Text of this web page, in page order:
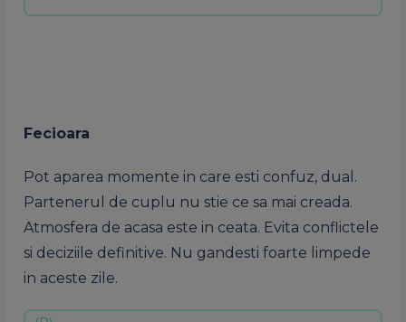
Fecioara
Pot aparea momente in care esti confuz, dual.
Partenerul de cuplu nu stie ce sa mai creada.
Atmosfera de acasa este in ceata. Evita conflictele
si deciziile definitive. Nu gandesti foarte limpede
in aceste zile.